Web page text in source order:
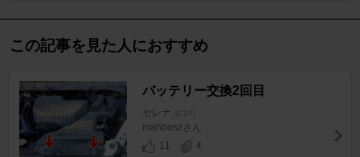
この記事を見た人におすすめ
バッテリー交換2回目
セレナ [C27]
mahboszさん
11
4